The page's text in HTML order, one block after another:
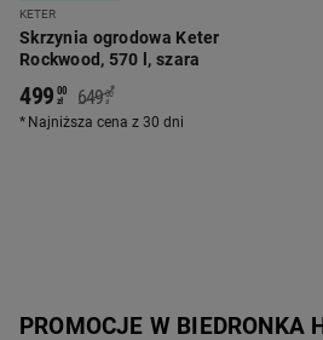
KETER
Skrzynia ogrodowa Keter
Rockwood, 570 l, szara
499 00
zł 649 00
zł
*
Najniższa cena z 30 dni
PROMOCJE W BIEDRONKA